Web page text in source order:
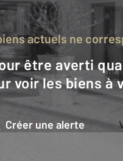
biens actuels ne
voir les biens à
Créer une alerte